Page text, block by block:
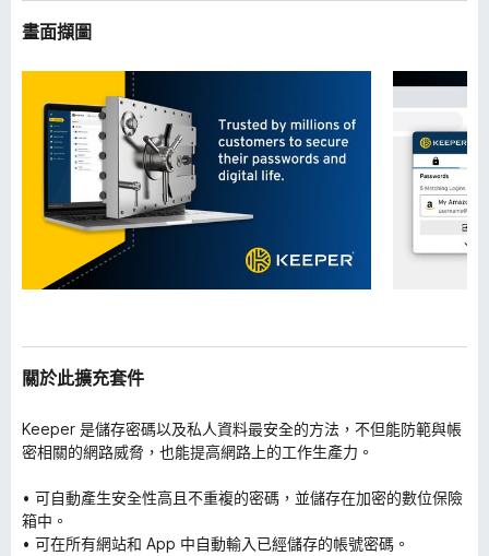
畫面擷圖
關於此擴充套件
Keeper 是儲存密碼以及私人資料最安全的方法，不但能防範與帳
密相關的網路威脅，也能提高網路上的工作生產力。
• 可自動產生安全性高且不重複的密碼，並儲存在加密的數位保險
箱中。
• 可在所有網站和 App 中自動輸入已經儲存的帳號密碼。